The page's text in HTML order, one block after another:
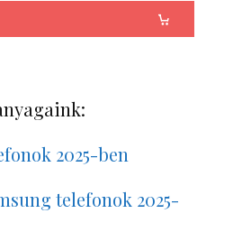
2025-ben
telefonok 2025-